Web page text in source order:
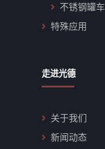
不锈钢罐车
特殊应用
走进光德
关于我们
新闻动态